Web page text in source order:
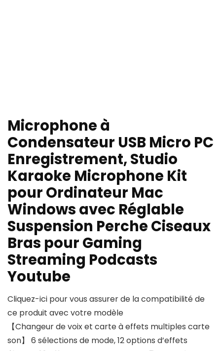
Microphone à
Condensateur USB Micro PC
Enregistrement, Studio
Karaoke Microphone Kit
pour Ordinateur Mac
Windows avec Réglable
Suspension Perche Ciseaux
Bras pour Gaming
Streaming Podcasts
Youtube
Cliquez-ici pour vous assurer de la compatibilité de
ce produit avec votre modèle
【Changeur de voix et carte à effets multiples carte
son】 6 sélections de mode, 12 options d’effets